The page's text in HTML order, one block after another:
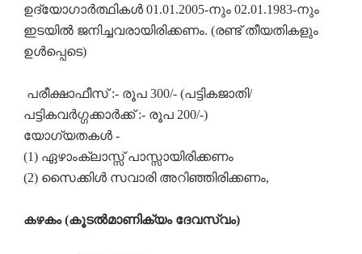
ഉദ്യോഗാർത്ഥികൾ 01.01.2005-നും 02.01.1983-നും
ഇടയിൽ ജനിച്ചവരായിരിക്കണം. (രണ്ട് തീയതികളും
ഉൾപ്പെടെ)
പരീക്ഷാഫീസ് :- രൂപ 300/- (പട്ടികജാതി/
പട്ടികവർഗ്ഗക്കാർക്ക് :- രൂപ 200/-)
യോഗ്യതകൾ -
(1) ഏഴാംക്ലാസ്സ് പാസ്സായിരിക്കണം
(2) സൈക്കിൾ സവാരി അറിഞ്ഞിരിക്കണം,
കഴകം (കൂടൽമാണിക്യം ദേവസ്വം)